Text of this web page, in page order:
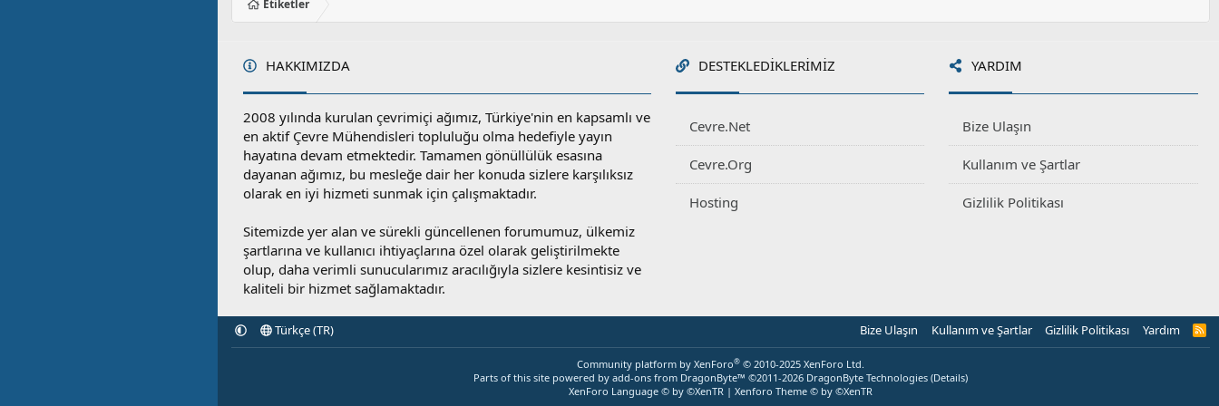
Etiketler
HAKKIMIZDA
2008 yılında kurulan çevrimiçi ağımız, Türkiye'nin en kapsamlı ve
en aktif Çevre Mühendisleri topluluğu olma hedefiyle yayın
hayatına devam etmektedir. Tamamen gönüllülük esasına
dayanan ağımız, bu mesleğe dair her konuda sizlere karşılıksız
olarak en iyi hizmeti sunmak için çalışmaktadır.
Sitemizde yer alan ve sürekli güncellenen forumumuz, ülkemiz
şartlarına ve kullanıcı ihtiyaçlarına özel olarak geliştirilmekte
olup, daha verimli sunucularımız aracılığıyla sizlere kesintisiz ve
kaliteli bir hizmet sağlamaktadır.
DESTEKLEDIKLERIMIZ
Cevre.Net
Cevre.Org
Hosting
YARDIM
Bize Ulaşın
Kullanım ve Şartlar
Gizlilik Politikası
Türkçe (TR) Bize Ulaşın Kullanım ve Şartlar Gizlilik Politikası Yardım
R
Community platform by XenForo® © 2010-2025 XenForo Ltd.
Parts of this site powered by add-ons from DragonByte™ ©2011-2026 DragonByte Technologies (Details)
XenForo Language © by ©XenTR | Xenforo Theme © by ©XenTR